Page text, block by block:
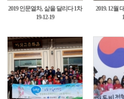
2019 인문열차, 삶을 달리다 1차
~8차2
19-12-19
2019. 12월
국회,